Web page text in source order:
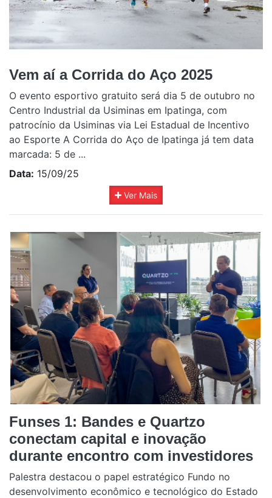
Vem aí a Corrida do Aço 2025
O evento esportivo gratuito será dia 5 de outubro no
Centro Industrial da Usiminas em Ipatinga, com
patrocínio da Usiminas via Lei Estadual de Incentivo
ao Esporte A Corrida do Aço de Ipatinga já tem data
marcada: 5 de ...
Data: 15/09/25
Ver Mais
Funses 1: Bandes e Quartzo
conectam capital e inovação
durante encontro com investidores
Palestra destacou o papel estratégico Fundo no
desenvolvimento econômico e tecnológico do Estado